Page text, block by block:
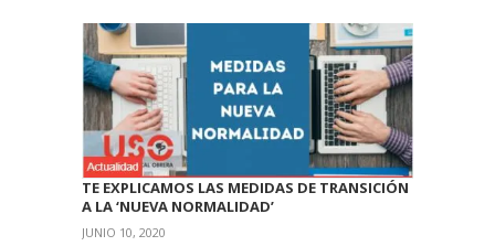
TE EXPLICAMOS LAS MEDIDAS DE TRANSICIÓN
A LA ‘NUEVA NORMALIDAD’
JUNIO 10, 2020